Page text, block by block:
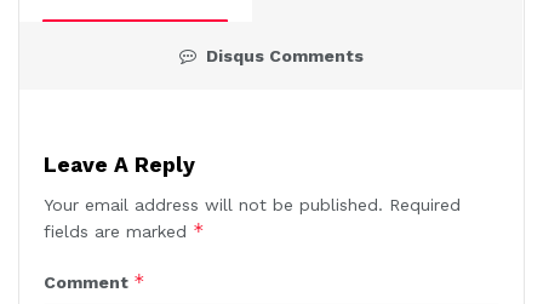
Disqus Comments
Leave A Reply
Your email address will not be published. Required
fields are marked *
Comment *